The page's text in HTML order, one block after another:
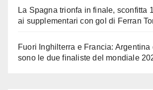
La Spagna trionfa in finale, sconfitta
ai supplementari con gol di Ferran
Fuori Inghilterra e Francia: Argentina
sono le due finaliste del mondiale